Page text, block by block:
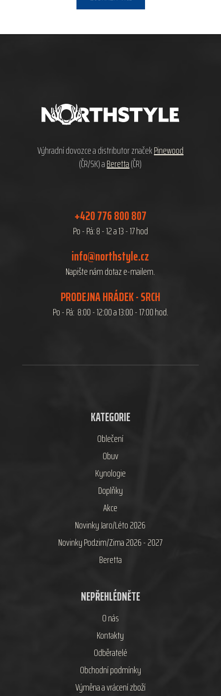
Výhradní dovozce a distributor značekPinewood
(ČR/SK) aBeretta(ČR)
+420 776 800 807
Po - Pá: 8 - 12 a 13 - 17 hod
info@northstyle.cz
Napište nám dotaz e-mailem.
PRODEJNA HRÁDEK - SRCH
Po - Pá: 8:00 - 12:00 a 13:00 - 17:00 hod.
KATEGORIE
Oblečení
Obuv
Kynologie
Doplňky
Akce
Novinky Jaro/Léto 2026
Novinky Podzim/Zima 2026 - 2027
Beretta
NEPŘEHLÉDNĚTE
O nás
Kontakty
Odběratelé
Obchodní podmínky
Výměna a vrácení zboží